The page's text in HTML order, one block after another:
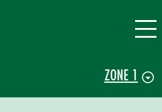
ZONE 1